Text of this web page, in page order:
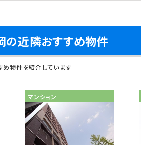
の近隣おすすめ物件
め物件を紹介しています
マンション